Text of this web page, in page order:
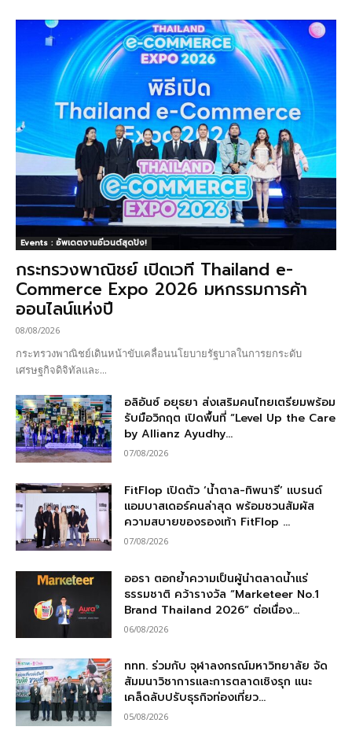
Events : อัพเดตงานอีเวนต์สุดปัง!
กระทรวงพาณิชย์ เปิดเวที Thailand e-
Commerce Expo 2026 มหกรรมการค้า
ออนไลน์แห่งปี
08/08/2026
กระทรวงพาณิชย์เดินหน้าขับเคลื่อนนโยบายรัฐบาลในการยกระดับ
เศรษฐกิจดิจิทัลและ...
อลิอันซ์ อยุธยา ส่งเสริมคนไทยเตรียมพร้อม
รับมือวิกฤต เปิดพื้นที่ “Level Up the Care
by Allianz Ayudhy...
07/08/2026
FitFlop เปิดตัว ‘น้ำตาล-ทิพนารี’ แบรนด์
แอมบาสเดอร์คนล่าสุด พร้อมชวนสัมผัส
ความสบายของรองเท้า FitFlop ...
07/08/2026
ออรา ตอกย้ำความเป็นผู้นำตลาดน้ำแร่
ธรรมชาติ คว้ารางวัล “Marketeer No.1
Brand Thailand 2026” ต่อเนื่อง...
06/08/2026
ททท. ร่วมกับ จุฬาลงกรณ์มหาวิทยาลัย จัด
สัมมนาวิชาการและการตลาดเชิงรุก แนะ
เคล็ดลับปรับธุรกิจท่องเที่ยว...
05/08/2026